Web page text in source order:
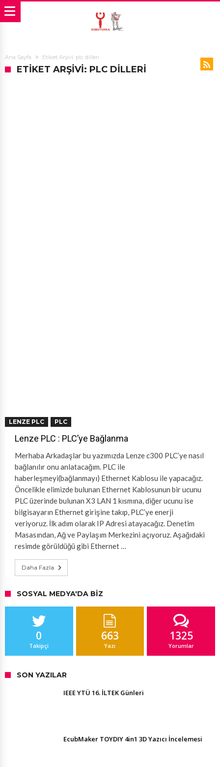
Ana Sayfa Etiket Arşivi: plc dilleri
ETIKET ARŞIVI: PLC DILLERI
LENZE PLC PLC
Lenze PLC : PLC’ye Bağlanma
Merhaba Arkadaşlar bu yazımızda Lenze c300 PLC’ye nasıl
bağlanılır onu anlatacağım. PLC ile
haberleşmeyi(bağlanmayı) Ethernet Kablosu ile yapacağız.
Öncelikle elimizde bulunan Ethernet Kablosunun bir ucunu
PLC üzerinde bulunan X3 LAN 1 kısmına, diğer ucunu ise
bilgisayarın Ethernet girişine takıp, PLC’ye enerji
veriyoruz. İlk adım olarak IP Adresi atayacağız. Denetim
Masasından, Ağ ve Paylaşım Merkezini açıyoruz. Aşağıdaki
resimde görüldüğü gibi Ethernet …
Daha Fazla
SOSYAL MEDYA'DA BIZ
0
Takipçi
663
Yazı
1325
Yorumlar
SON YAZILAR
IEEE YTÜ 16. İLTEK Günleri
EcubMaker TOYDIY 4in1 3D Yazıcı İncelemesi